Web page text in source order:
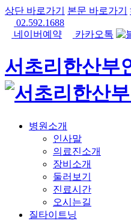
상단 바로가기 본문 바로가기
02.592.1688
네이버예약
카카오톡
서초리한산부
병원소개
인사말
의료진소개
장비소개
둘러보기
진료시간
오시는길
질타이트닝